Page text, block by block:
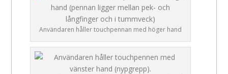
Användaren håller touchpennan med höger hand